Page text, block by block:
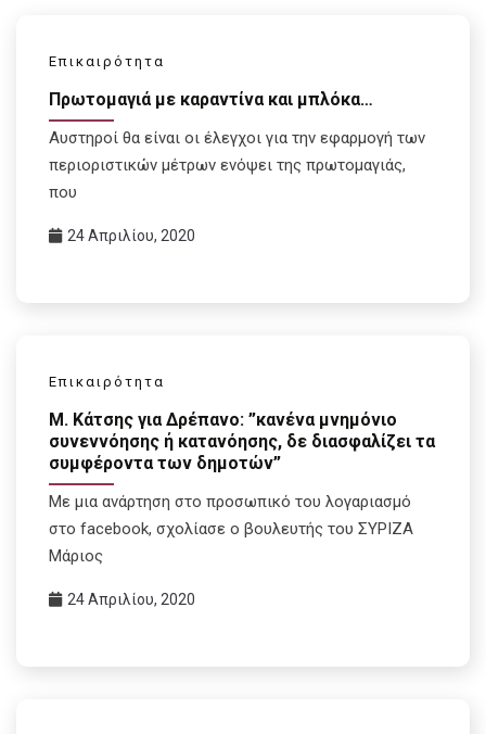
Επικαιρότητα
Πρωτομαγιά με καραντίνα και μπλόκα…
Αυστηροί θα είναι οι έλεγχοι για την εφαρμογή των
περιοριστικών μέτρων ενόψει της πρωτομαγιάς,
που
24 Απριλίου, 2020
Επικαιρότητα
Μ. Κάτσης για Δρέπανο: ”κανένα μνημόνιο
συνεννόησης ή κατανόησης, δε διασφαλίζει τα
συμφέροντα των δημοτών”
Με μια ανάρτηση στο προσωπικό του λογαριασμό
στο facebook, σχολίασε ο βουλευτής του ΣΥΡΙΖΑ
Μάριος
24 Απριλίου, 2020